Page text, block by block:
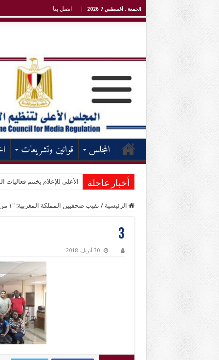
الجمعة , أغسطس 7 2026 اتصل بنا
المجلس قوانين وتشريعات
أخبار عاجلة الأعلى للإعلام يختتم فعاليات
الرئيسية / نقيب صحفيين المملكة المغربية: "١ من بين كل ٤ شباب أفارقة لا يستطيع القراءة والكتابة"
3
30 أبريل، 2018